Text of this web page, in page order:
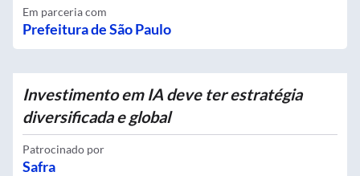
Em parceria com
Prefeitura de São Paulo
Investimento em IA deve ter estratégia
diversificada e global
Patrocinado por
Safra